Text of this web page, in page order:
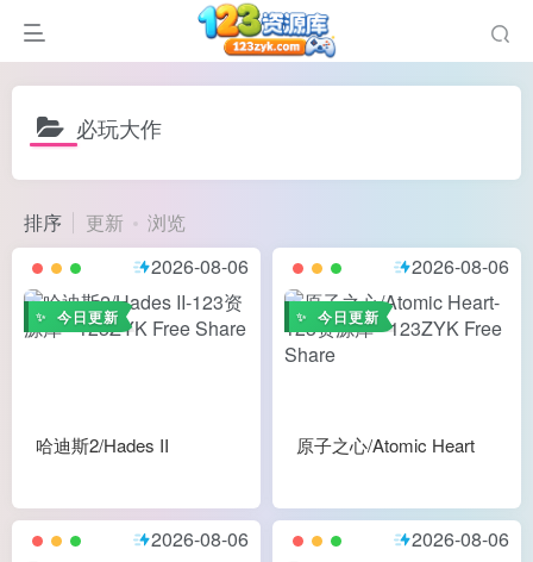
必玩大作
排序 更新
浏览
2026-08-06
今日更新
哈迪斯2/Hades II
2026-08-06
今日更新
原子之心/Atomic Heart
2026-08-06 2026-08-06